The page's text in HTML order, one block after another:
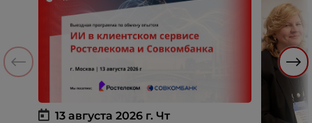
13 августа 2026 г. Чт